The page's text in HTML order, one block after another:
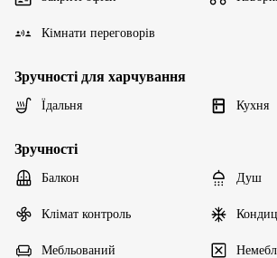
Кімнати переговорів
Зручності для харчування
Їдальня Кухня
Зручності
Балкон Душ
Клімат контроль
Мебльований